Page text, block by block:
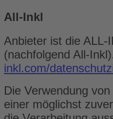
All-Inkl
Anbieter ist die
(nachfolgend All-
inkl.com/
Die Verwendung
einer möglichst